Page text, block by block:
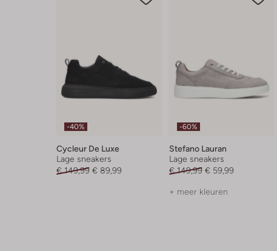
-40%
Cycleur De Luxe
Lage sneakers
€ 149,99 € 89,99
-60%
Stefano Lauran
Lage sneakers
€ 149,99 € 59,99
+ meer kleuren